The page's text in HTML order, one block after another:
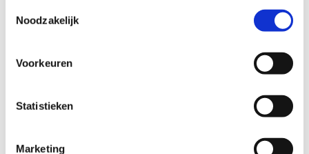
Noodzakelijk
Voorkeuren
Statistieken
Marketing
9 Verdacht van geweldpleging
9 Verdacht van drugsdelict
9 Verdacht van zedendelict